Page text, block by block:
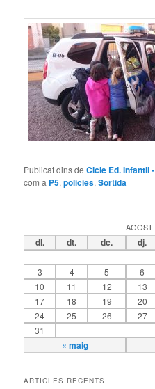
Publicat dins de Cicle Ed. Infantil
com a P5,policies,Sortida
AGOST
dl. dt. dc. dj.
« maig
3
4 5 6
10
11 12 13
17
18 19 20
24
25 26 27
31
ARTICLES RECENTS